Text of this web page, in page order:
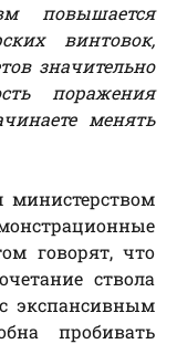
повышается
винтовок,
значительно
поражения
менять
министерством
говорят, что
ствола
экспансивным
пробивать